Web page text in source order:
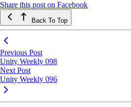
Share this post on Facebook
Back To Top
Previous Post
Unity Weekly 098
Next Post
Unity Weekly 096